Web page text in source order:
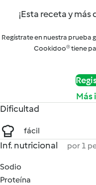
¡Esta receta y más
Regístrate en nuestra prueba
Cookidoo® tiene
Dificultad
fácil
Inf. nutricional por 1
Sodio
Proteína